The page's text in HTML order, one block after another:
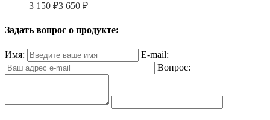
3 150 ₽3 650 ₽
Задать вопрос о продукте:
Имя:
E-mail:
Вопрос: